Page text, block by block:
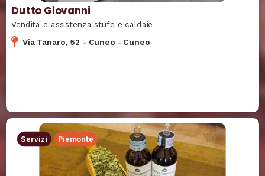
Dutto Giovanni
Vendita e assistenza stufe e caldaie
Via Tanaro, 52 - Cuneo - Cuneo
Servizi Piemonte